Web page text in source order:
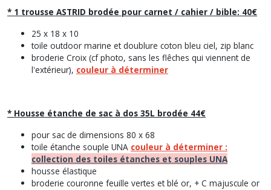
* 1 trousse ASTRID brodée pour carnet / cahier / bible: 40€
25 x 18 x 10
toile outdoor marine et doublure coton bleu ciel, zip blanc
broderie Croix (cf photo, sans les flêches qui viennent de
l'extérieur), couleur à déterminer
* Housse étanche de sac à dos 35L brodée 44€
pour sac de dimensions 80 x 68
toile étanche souple UNA couleur à déterminer :
collection des toiles étanches et souples UNA
housse élastique
broderie couronne feuille vertes et blé or, + C majuscule or